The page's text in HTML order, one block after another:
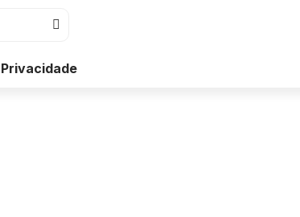
Privacidade